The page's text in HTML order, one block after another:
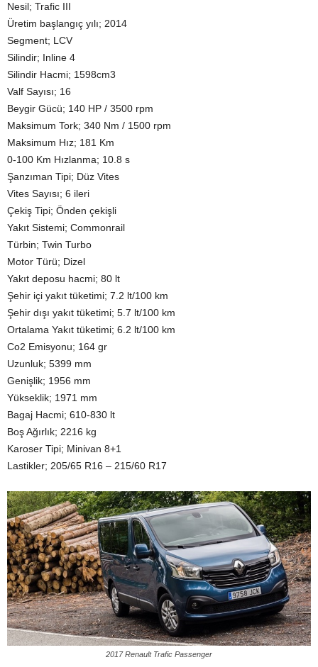
Nesil; Trafic III
Üretim başlangıç yılı; 2014
Segment; LCV
Silindir; Inline 4
Silindir Hacmi; 1598cm3
Valf Sayısı; 16
Beygir Gücü; 140 HP / 3500 rpm
Maksimum Tork; 340 Nm / 1500 rpm
Maksimum Hız; 181 Km
0-100 Km Hızlanma; 10.8 s
Şanzıman Tipi; Düz Vites
Vites Sayısı; 6 ileri
Çekiş Tipi; Önden çekişli
Yakıt Sistemi; Commonrail
Türbin; Twin Turbo
Motor Türü; Dizel
Yakıt deposu hacmi; 80 lt
Şehir içi yakıt tüketimi; 7.2 lt/100 km
Şehir dışı yakıt tüketimi; 5.7 lt/100 km
Ortalama Yakıt tüketimi; 6.2 lt/100 km
Co2 Emisyonu; 164 gr
Uzunluk; 5399 mm
Genişlik; 1956 mm
Yükseklik; 1971 mm
Bagaj Hacmi; 610-830 lt
Boş Ağırlık; 2216 kg
Karoser Tipi; Minivan 8+1
Lastikler; 205/65 R16 – 215/60 R17
2017 Renault Trafic Passenger